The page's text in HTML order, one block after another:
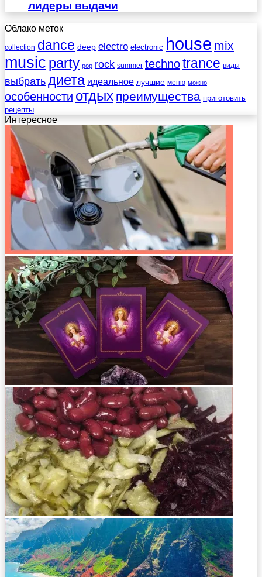
лидеры выдачи
Облако меток
collection dance deep electro electronic house mix
music party pop rock summer technotrance виды
выбратьдиета идеальное лучшие меню можно
особенности отдых преимущества приготовить
рецепты
Интересное